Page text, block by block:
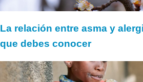
La relación entre asma y
que debes conocer